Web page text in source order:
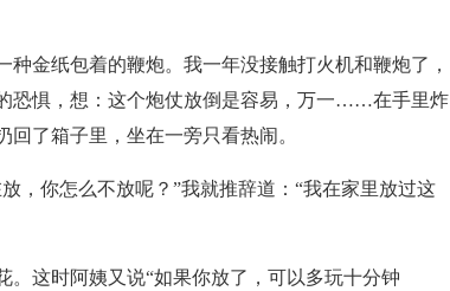
金纸包着的鞭炮。我一年没接触打火机和鞭炮了，
恐惧，想：这个炮仗放倒是容易，万一……在手里炸
了箱子里，坐在一旁只看热闹。
，你怎么不放呢？”我就推辞道：“我在家里放过这
这时阿姨又说“如果你放了，可以多玩十分钟